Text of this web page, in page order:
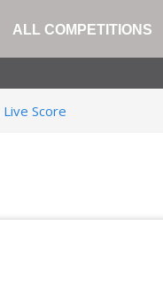
ALL COMPETITIONS
Live Score